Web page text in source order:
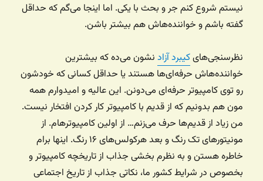
نیستم شروع کنم جر و بحث با یکی. اما اینجا می‌گم که حداقل
گفته باشم و خواننده‌هاش هم بیشتر باشن.
نظرسنجی‌هایکیبرد آزاد نشون می‌ده که بیشترین
خواننده‌هاش حرفه‌ای‌ها هستند یا حداقل کسانی که خودشون
رو توی کامپیوتر حرفه‌ای می‌دونن. این عالیه و امیدوارم همه
مون هم بدونیم که از قدیم با کامپیوتر کار کردن افتخار نیست.
من زیاد از قدیم‌ها حرف می‌زنم… از اولین کامپیوترهام. از
مونیتورهای تک رنگ و بعد هرکولس‌های ۱۶ رنگ. اینها برام
خاطره هستن و به نظرم بخشی جذاب از تاریخچه کامپیوتر و
بخصوص در شرایط کشور ما، نکاتی جذاب از تاریخ اجتماعی